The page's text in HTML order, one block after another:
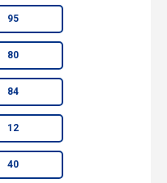
95
80
84
12
40